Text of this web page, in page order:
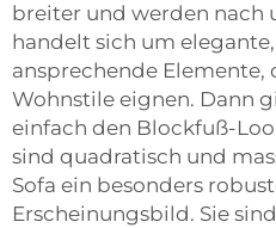
breiter und werden nach
handelt sich um
ansprechende
Wohnstile eignen. Dann
einfach den Blockfuß-
sind quadratisch und
Sofa ein besonders
Erscheinungsbild. Sie